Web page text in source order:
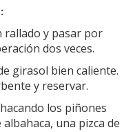
rallado y pasar por
dos veces.
girasol bien caliente.
y reservar.
los piñones
una pizca de